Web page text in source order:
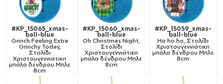
#KP_15065_xmas-
ball-blue
Grinch Feeling Extra
Grinchy Today,
Στολίδι
Χριστουγεννιάτικη
μπάλα δένδρου Μπλε
8cm
#KP_15060_xmas-
ball-blue
Oh Christmas Night,
Στολίδι
Χριστουγεννιάτικη
μπάλα δένδρου Μπλε
8cm
#KP_15059_xmas-
ball-blue
Ho ho ho, Στολίδι
Χριστουγεννιάτικη
μπάλα δένδρου Μπλε
8cm